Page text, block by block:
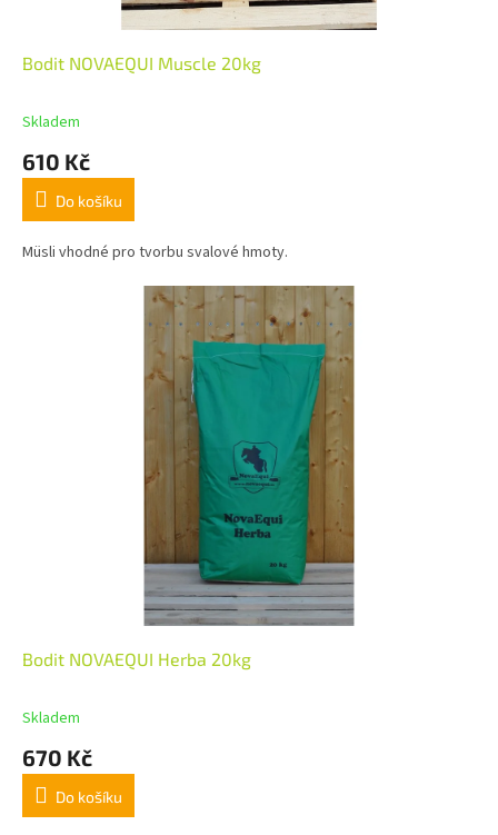
Bodit NOVAEQUI Muscle 20kg
Skladem
610 Kč
Do košíku
Müsli vhodné pro tvorbu svalové hmoty.
Bodit NOVAEQUI Herba 20kg
Skladem
670 Kč
Do košíku